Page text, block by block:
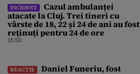
INCIDENT
Cazul ambulanței
atacate la Cluj. Trei tineri cu
vârste de 18, 22 şi 24 de ani au fost
reţinuţi pentru 24 de ore
15:53
REACȚIE
Daniel Funeriu, fost